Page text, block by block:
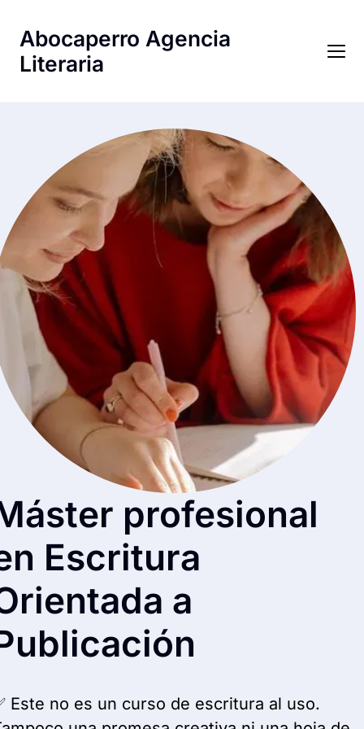
Abocaperro Agencia
Literaria
profesional
Escritura
a
Este no es un curso de escritura al uso.